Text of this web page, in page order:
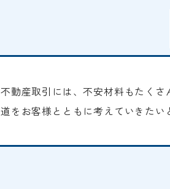
不動産取引には、不安材料もたく
道をお客様とともに考えていきた